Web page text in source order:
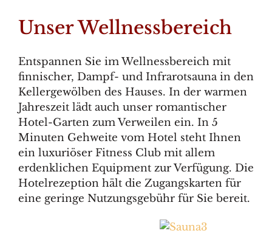
Unser Wellnessbereich
Entspannen Sie im Wellnessbereich mit
finnischer, Dampf- und Infrarotsauna in den
Kellergewölben des Hauses. In der warmen
Jahreszeit lädt auch unser romantischer
Hotel-Garten zum Verweilen ein. In 5
Minuten Gehweite vom Hotel steht Ihnen
ein luxuriöser Fitness Club mit allem
erdenklichen Equipment zur Verfügung. Die
Hotelrezeption hält die Zugangskarten für
eine geringe Nutzungsgebühr für Sie bereit.